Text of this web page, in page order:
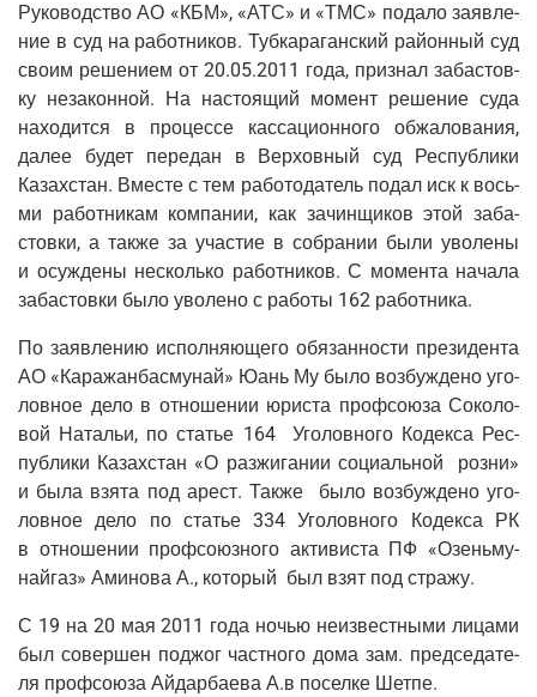
Руко­вод­ство АО «КБМ», «АТС» и «ТМС» пода­ло заяв­ле­
ние в суд на работ­ни­ков. Туб­ка­ра­ган­ский рай­он­ный суд
сво­им реше­ни­ем от 20.05.2011 года, при­знал заба­стов­
ку неза­кон­ной. На насто­я­щий момент реше­ние суда
нахо­дит­ся в про­цес­се кас­са­ци­он­но­го обжа­ло­ва­ния,
далее будет пере­дан в Вер­хов­ный суд Рес­пуб­ли­ки
Казах­стан. Вме­сте с тем рабо­то­да­тель подал иск к вось­
ми работ­ни­кам ком­па­нии, как зачин­щи­ков этой заба­
стов­ки, а так­же за уча­стие в собра­нии были уво­ле­ны
и осуж­де­ны несколь­ко работ­ни­ков. С момен­та нача­ла
заба­стов­ки было уво­ле­но с рабо­ты 162 работника.
По заяв­ле­нию испол­ня­ю­ще­го обя­зан­но­сти пре­зи­ден­та
АО «Кара­жан­бас­му­най» Юань Му было воз­буж­де­но уго­
лов­ное дело в отно­ше­нии юри­ста проф­со­ю­за Соко­ло­
вой Ната­льи, по ста­тье 164 Уго­лов­но­го Кодек­са Рес­
пуб­ли­ки Казах­стан «О раз­жи­га­нии соци­аль­ной роз­ни»
и была взя­та под арест. Так­же было воз­буж­де­но уго­
лов­ное дело по ста­тье 334 Уго­лов­но­го Кодек­са РК
в отно­ше­нии проф­со­юз­но­го акти­ви­ста ПФ «Озень­му­
най­газ» Ами­но­ва А., кото­рый был взят под стражу.
С 19 на 20 мая 2011 года ночью неиз­вест­ны­ми лица­ми
был совер­шен под­жог част­но­го дома зам. пред­се­да­те­
ля проф­со­ю­за Айдар­ба­е­ва А.в посел­ке Шетпе.